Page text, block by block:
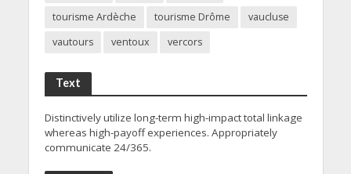
tourisme Ardèche
tourisme Drôme
vaucluse
vautours
ventoux vercors
Text
Distinctively utilize long-term high-impact total linkage
whereas high-payoff experiences. Appropriately
communicate 24/365.